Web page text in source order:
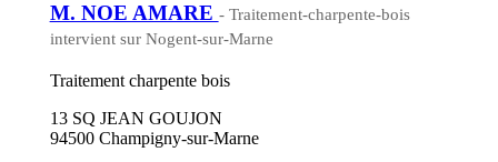
M. NOE AMARE - Traitement-charpente-bois
intervient sur Nogent-sur-Marne
Traitement charpente bois
13 SQ JEAN GOUJON
94500 Champigny-sur-Marne